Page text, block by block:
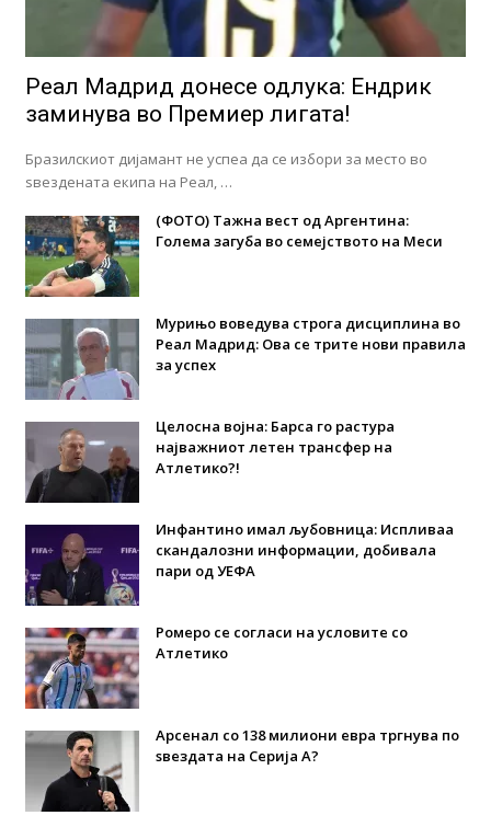
Реал Мадрид донесе одлука: Eндрик
заминува во Премиер лигата!
Бразилскиот дијамант не успеа да се избори за место во
ѕвездената екипа на Реал, …
(ФОТО) Тажна вест од Аргентина:
Голема загуба во семејството на Меси
Мурињо воведува строга дисциплина во
Реал Мадрид: Ова се трите нови правила
за успех
Целосна војна: Барса го растура
најважниот летен трансфер на
Атлетико?!
Инфантино имал љубовница: Испливаа
скандалозни информации, добивала
пари од УЕФА
Ромеро се согласи на условите со
Атлетико
Арсенал со 138 милиони евра тргнува по
ѕвездата на Серија А?